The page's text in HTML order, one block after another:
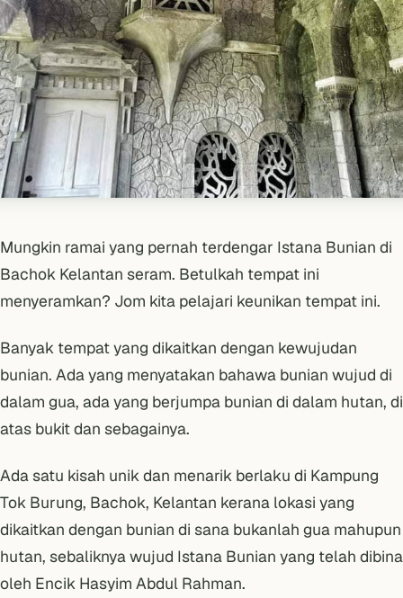
Mungkin ramai yang pernah terdengar Istana Bunian di
Bachok Kelantan seram. Betulkah tempat ini
menyeramkan? Jom kita pelajari keunikan tempat ini.
Banyak tempat yang dikaitkan dengan kewujudan
bunian. Ada yang menyatakan bahawa bunian wujud di
dalam gua, ada yang berjumpa bunian di dalam hutan, di
atas bukit dan sebagainya.
Ada satu kisah unik dan menarik berlaku di Kampung
Tok Burung, Bachok, Kelantan kerana lokasi yang
dikaitkan dengan bunian di sana bukanlah gua mahupun
hutan, sebaliknya wujud Istana Bunian yang telah dibina
oleh Encik Hasyim Abdul Rahman.